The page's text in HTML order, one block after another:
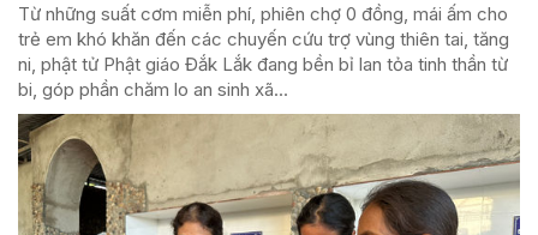
Từ những suất cơm miễn phí, phiên chợ 0 đồng, mái ấm cho
trẻ em khó khăn đến các chuyến cứu trợ vùng thiên tai, tăng
ni, phật tử Phật giáo Đắk Lắk đang bền bỉ lan tỏa tinh thần từ
bi, góp phần chăm lo an sinh xã...